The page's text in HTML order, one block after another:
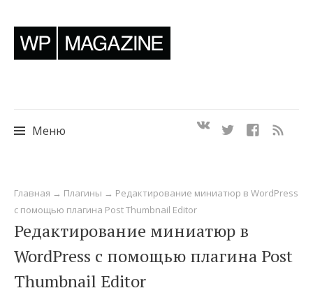
Меню
к
Главная → Плагины → Редактирование миниатюр в WordPress
с помощью плагина Post Thumbnail Editor
Редактирование миниатюр в
WordPress с помощью плагина Post
Thumbnail Editor